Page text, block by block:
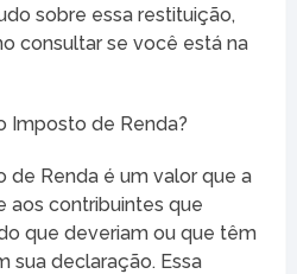
sobre essa restituição,
consultar se você está na
Imposto de Renda?
Renda é um valor que a
aos contribuintes que
que deveriam ou que têm
sua declaração. Essa